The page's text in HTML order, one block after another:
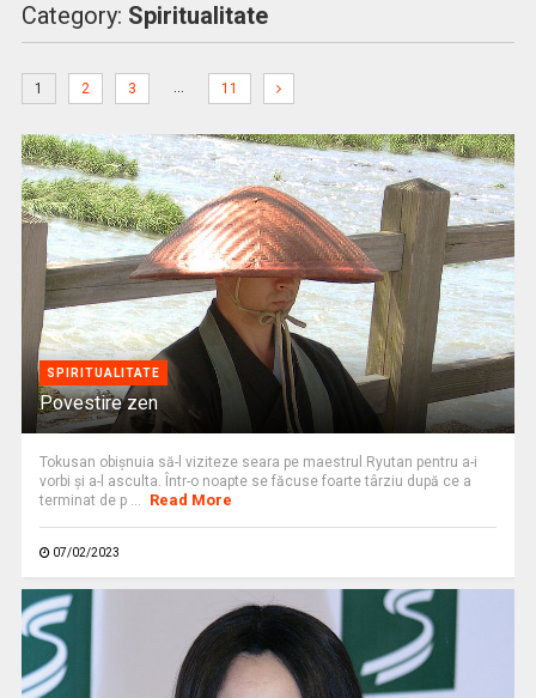
Category: Spiritualitate
1 2 3 … 11
SPIRITUALITATE
Povestire zen
Tokusan obişnuia să-l viziteze seara pe maestrul Ryutan pentru a-i
vorbi şi a-l asculta. Într-o noapte se făcuse foarte târziu după ce a
terminat de p ...
Read More
07/02/2023